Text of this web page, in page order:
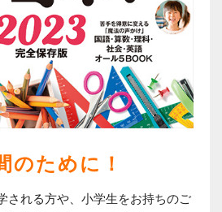
のために！
される方や、小学生をお持ちのご